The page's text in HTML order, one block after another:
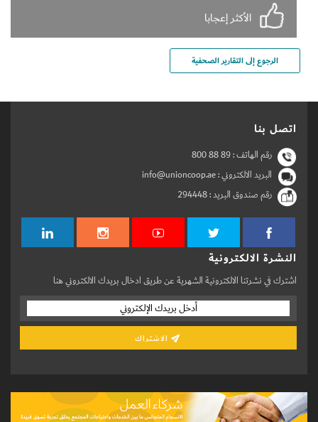
الأكثر إعجابا
الرجوع إلى التقارير الصحفية
اتصل بنا
رقم الهاتف :800 88 89
البريد الالكتروني : info@unioncoop.ae
رقم صندوق البريد :294448
النشرة الالكترونية
اشترك في نشرتنا الالكترونية الشهرية عن طريق ادخال بريدك الالكتروني هنا